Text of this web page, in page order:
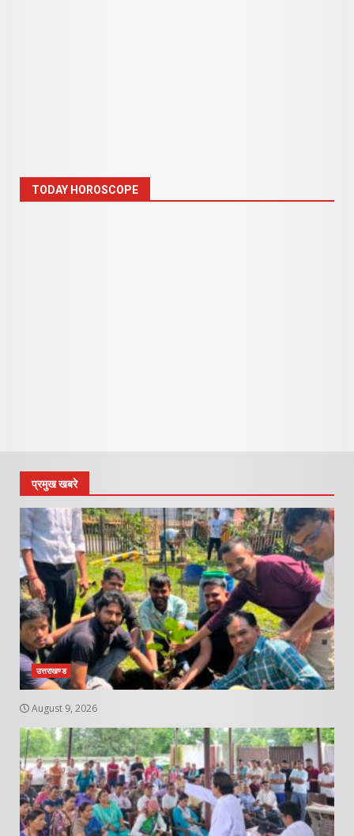
TODAY HOROSCOPE
प्रमुख खबरे
उत्तराखण्ड
August 9, 2026